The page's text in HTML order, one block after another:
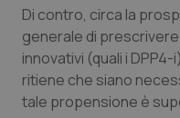
Di contro, circa la
generale di
innovativi (quali i
ritiene che siano
tale propensione è
tracking-sites-